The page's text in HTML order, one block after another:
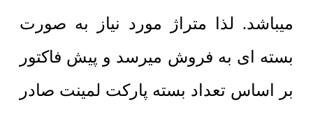
میباشد. لذا متراژ مورد نیاز به صورت
بسته ای به فروش میرسد و پیش فاکتور
بر اساس تعداد بسته پارکت لمینت صادر